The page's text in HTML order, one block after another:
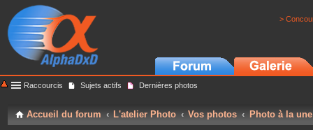
>
Raccourcis Sujets actifs Dernières photos
Accueil du forum L'atelier Photo Vos photos Photo à la une